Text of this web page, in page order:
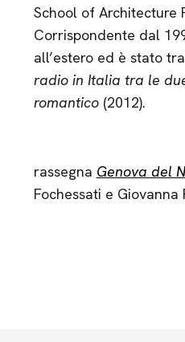
School of Architecture
Corrispondente dal
all’estero ed è stato
radio in Italia tra le
romantico(2012).
rassegna Genova del
Fochessati e